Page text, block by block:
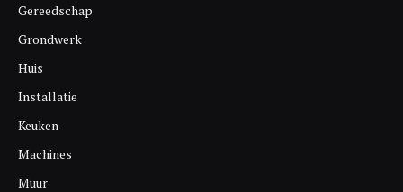
Gereedschap
Grondwerk
Huis
Installatie
Keuken
Machines
Muur